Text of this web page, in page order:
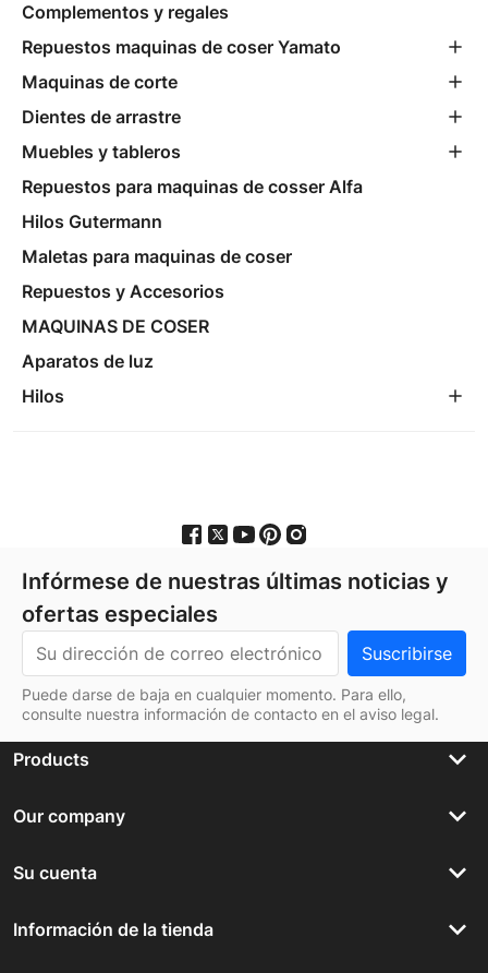
Complementos y regales
Repuestos maquinas de coser Yamato
Maquinas de corte
Dientes de arrastre
Muebles y tableros
Repuestos para maquinas de cosser Alfa
Hilos Gutermann
Maletas para maquinas de coser
Repuestos y Accesorios
MAQUINAS DE COSER
Aparatos de luz
Hilos
Infórmese de nuestras últimas noticias y
ofertas especiales
Puede darse de baja en cualquier momento. Para ello,
consulte nuestra información de contacto en el aviso legal.
Products keyboard_arrow_down
Our company keyboard_arrow_down
Su cuenta keyboard_arrow_down
Información de la tienda keyboard_arrow_down